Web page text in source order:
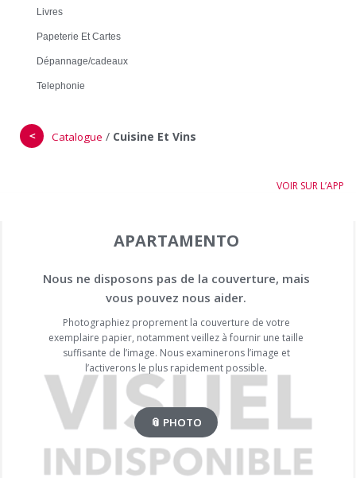
Livres
Papeterie Et Cartes
Dépannage/cadeaux
Telephonie
＜ Catalogue / Cuisine Et Vins
VOIR SUR L’APP
APARTAMENTO
Nous ne disposons pas de la couverture, mais
vous pouvez nous aider.
Photographiez proprement la couverture de votre
exemplaire papier, notamment veillez à fournir une taille
suffisante de l’image. Nous examinerons l’image et
l’activerons le plus rapidement possible.
📎 PHOTO